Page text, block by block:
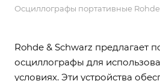
Осциллографы портативные Rohde
Rohde & Schwarz предлагает
осциллографы для
условиях. Эти устройства